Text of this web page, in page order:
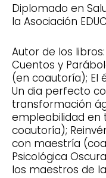
Diplomado en
la Asociación
Autor de los
Cuentos y
(en coautoría); El
Un dia perfecto
transformación
empleabilidad en
coautoría);
con maestría
Psicológica
los maestros de